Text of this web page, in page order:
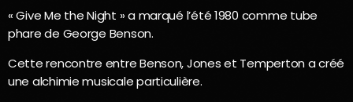
« Give Me the Night » a marqué l’été 1980 comme tube
phare de George Benson.
Cette rencontre entre Benson, Jones et Temperton a créé
une alchimie musicale particulière.